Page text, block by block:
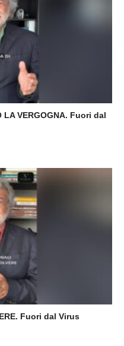
LA VERGOGNA. Fuori dal
Fuori dal Virus